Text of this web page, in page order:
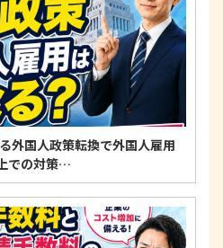
外国人政策転換で外国人雇用
での対策…